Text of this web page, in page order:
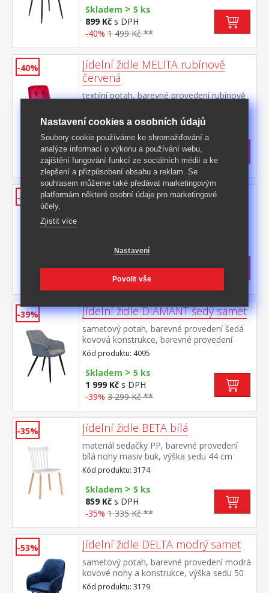
Skladem > 5 ks
899 Kč s DPH
-40% 1 499 Kč **
-40%
Jídelní židle MELITA rubínově
červená
textilní potah, barevné provedení rubínově
provedení černá výška sedu 50
cm doporučená nosnost do 120 kg
Kód produktu: 90906F
Skladem>5 ks
899 Kčs DPH
-40% 1 499 Kč **
-40% Jídelní židle MELITA zelenomodrá
cm doporučená nosnost do 120 kg
Skladem>5 ks
899 Kčs DPH
1 499 Kč **
-39% Jídelní židle DIAMANT šedý samet
sametový potah, barevné provedení šedá
kovová konstrukce, barevné provedení
černá výška sedu 51 cm, hloubka sedu 45,5
cm šířka sedu v zadní nejužší části 36 cm, v
přední části 42 cmvhodná ke stolu BERGEN
dub 4090
Kód produktu: 4095
Skladem > 5 ks
1 999 Kč s DPH
-39% 3 299 Kč **
-35% Jídelní židle BETA bílá
materiál sedačky PP, barevné provedení
bílá nohy masiv buk, výška sedu 44 cm
Kód produktu: 3174
Skladem > 5 ks
859 Kč s DPH
-35% 1 335 Kč **
-53% Jídelní židle DELTA modrý samet
sametový potah, barevné provedení modrá
kovové nohy a konstrukce, výška sedu 50
cm
Kód produktu: 3179
Nastavení cookies a osobních údajů
Soubory cookie používáme ke shromažďování a
analýze informací o výkonu a používání webu,
zajištění fungování funkcí ze sociálních médií a ke
zlepšení a přizpůsobení obsahu a reklam. Se
souhlasem můžeme také předávat marketingovým
platformám některé osobní údaje pro marketingové
účely.
Zjistit více
Nastavení
Povolit vše